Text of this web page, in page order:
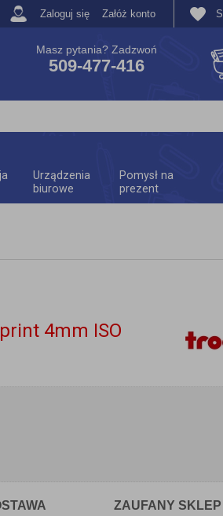
Zaloguj się Załóż konto
Masz pytania? Zadzwoń
509-477-416
Urządzenia
biurowe
Pomysł na
prezent
4mm ISO
ZAUFANY SKLEP